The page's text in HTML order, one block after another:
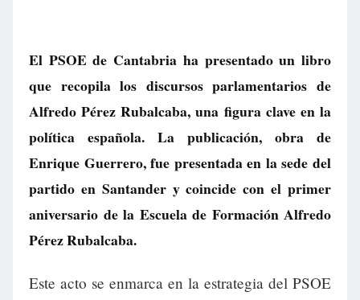
El PSOE de Cantabria ha presentado un libro
que recopila los discursos parlamentarios de
Alfredo Pérez Rubalcaba, una figura clave en la
política española. La publicación, obra de
Enrique Guerrero, fue presentada en la sede del
partido en Santander y coincide con el primer
aniversario de la Escuela de Formación Alfredo
Pérez Rubalcaba.
Este acto se enmarca en la estrategia del PSOE